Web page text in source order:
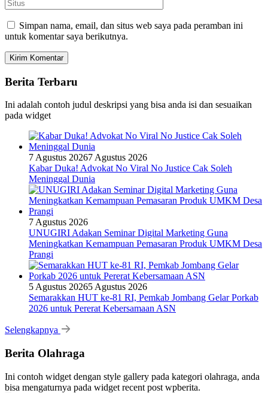
Simpan nama, email, dan situs web saya pada peramban ini
untuk komentar saya berikutnya.
Berita Terbaru
Ini adalah contoh judul deskripsi yang bisa anda isi dan sesuaikan
pada widget
7 Agustus 20267 Agustus 2026
Kabar Duka! Advokat No Viral No Justice Cak Soleh
Meninggal Dunia
7 Agustus 2026
UNUGIRI Adakan Seminar Digital Marketing Guna
Meningkatkan Kemampuan Pemasaran Produk UMKM Desa
Prangi
5 Agustus 20265 Agustus 2026
Semarakkan HUT ke-81 RI, Pemkab Jombang Gelar Porkab
2026 untuk Pererat Kebersamaan ASN
Selengkapnya
Berita Olahraga
Ini contoh widget dengan style gallery pada kategori olahraga, anda
bisa mengaturnya pada widget recent post wpberita.